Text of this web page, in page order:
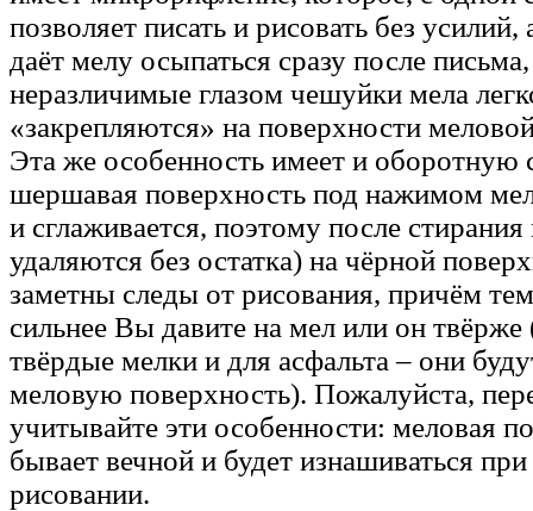
позволяет писать и рисовать без усилий,
даёт мелу осыпаться сразу после
неразличимые глазом чешуйки мела
«закрепляются» на поверхности
Эта же особенность имеет и оборотную
шершавая поверхность под нажимом
и сглаживается, поэтому после
удаляются без остатка) на чёрной
заметны следы от рисования, причём
сильнее Вы давите на мел или он твёрже
твёрдые мелки и для асфальта – они
меловую поверхность). Пожалуйста,
учитывайте эти особенности: меловая
бывает вечной и будет изнашиваться
рисовании.